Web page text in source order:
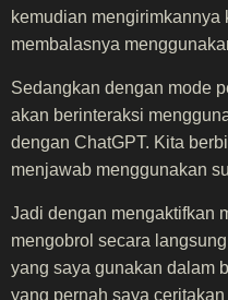
kemudian mengirimkannya
membalasnya
Sedangkan dengan mode
akan berinteraksi
dengan ChatGPT. Kita
menjawab menggunakan
Jadi dengan mengaktifkan
mengobrol secara
yang saya gunakan dalam
yang pernah saya ceritakan